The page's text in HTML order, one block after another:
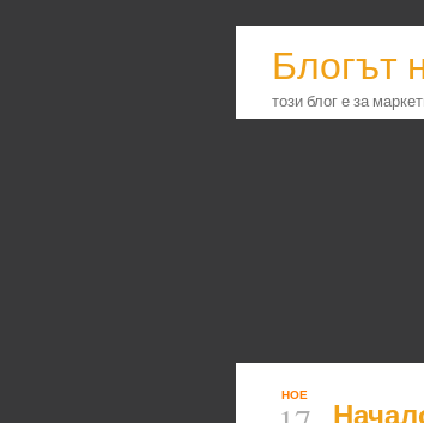
Блогът
този блог е за
НОЕ